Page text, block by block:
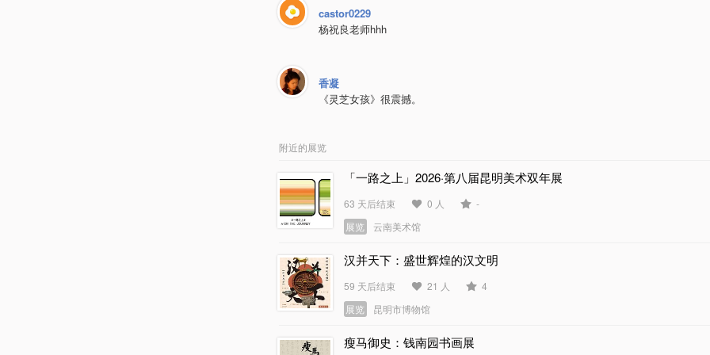
castor0229
杨祝良老师hhh
香凝
《灵芝女孩》很震撼。
附近的展览
「一路之上」2026·第八届昆明美术双年展
63 天后结束 0 人
-
展览
云南美术馆
汉并天下：盛世辉煌的汉文明
59 天后结束 21 人
4
展览
昆明市博物馆
瘦马御史：钱南园书画展